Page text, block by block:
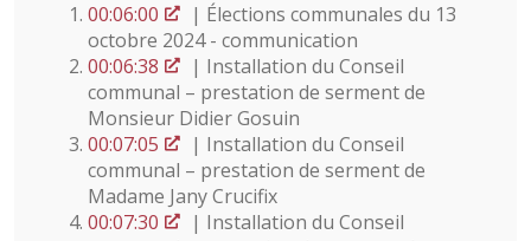
00:06:00
| Élections communales du 13
octobre 2024 - communication
00:06:38
| Installation du Conseil
communal – prestation de serment de
Monsieur Didier Gosuin
00:07:05
| Installation du Conseil
communal – prestation de serment de
Madame Jany Crucifix
00:07:30
| Installation du Conseil